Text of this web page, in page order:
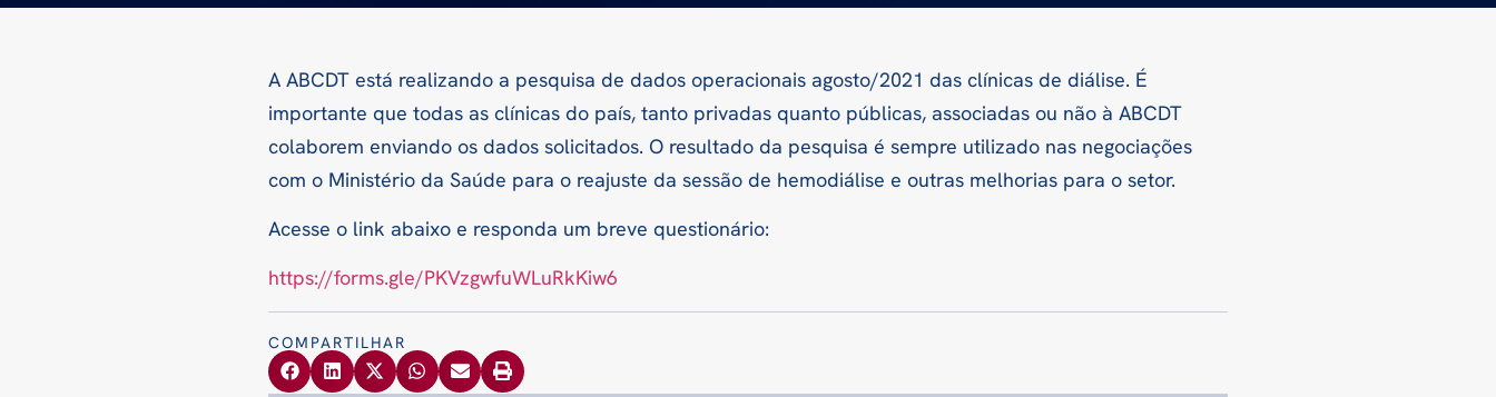
A ABCDT está realizando a pesquisa de dados operacionais agosto/2021 das clínicas de diálise. É
importante que todas as clínicas do país, tanto privadas quanto públicas, associadas ou não à ABCDT
colaborem enviando os dados solicitados. O resultado da pesquisa é sempre utilizado nas negociações
com o Ministério da Saúde para o reajuste da sessão de hemodiálise e outras melhorias para o setor.
Acesse o link abaixo e responda um breve questionário:
https://forms.gle/PKVzgwfuWLuRkKiw6
COMPARTILHAR